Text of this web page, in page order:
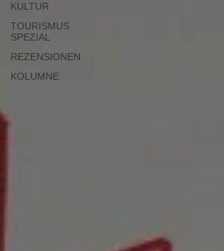
KULTUR
TOURISMUS
SPEZIAL
REZENSIONEN
KOLUMNE